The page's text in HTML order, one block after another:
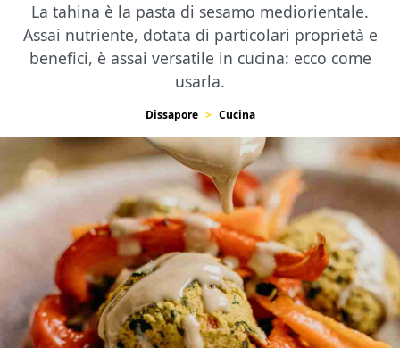
La tahina è la pasta di sesamo mediorientale.
Assai nutriente, dotata di particolari proprietà e
benefici, è assai versatile in cucina: ecco come
usarla.
Dissapore Cucina